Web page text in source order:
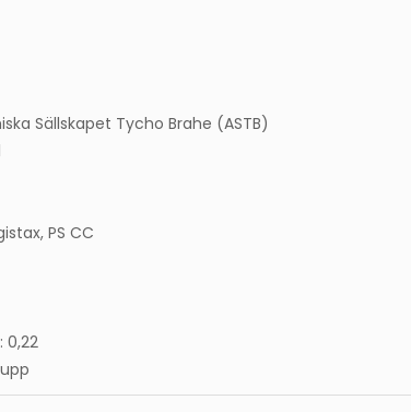
Sällskapet Tycho Brahe (ASTB)
PS CC
0,22